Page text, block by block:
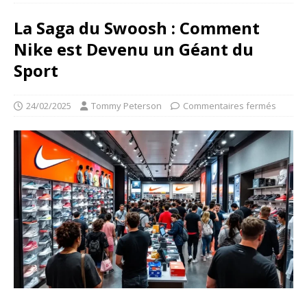
La Saga du Swoosh : Comment
Nike est Devenu un Géant du
Sport
24/02/2025 Tommy Peterson Commentaires fermés